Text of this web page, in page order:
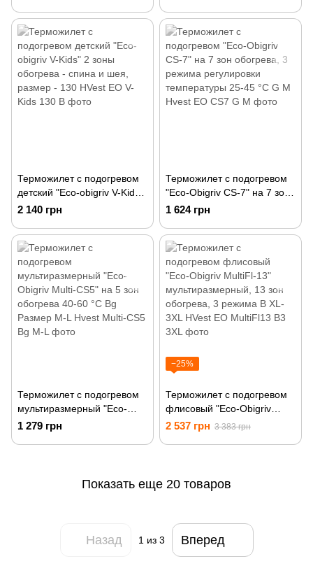
обогрева без Powerbank
Терможилет с подогревом
детский "Eco-obigriv V-Kids"
2 зоны обогрева - спина и
2 140 грн
Терможилет с подогревом
"Eco-Obigriv CS-7" на 7 зон
обогрева, 3 режима
25-45 °C G M
1 624 грн
Терможилет с подогревом
мультиразмерный "Eco-
Obigriv Multi-CS5" на 5 зон
1 279 грн
−25%
Терможилет с подогревом
флисовый "Eco-Obigriv
MultiFl-13"
2 537 грн 3 383 грн
Показать еще 20 товаров
Назад 1 из 3 Вперед